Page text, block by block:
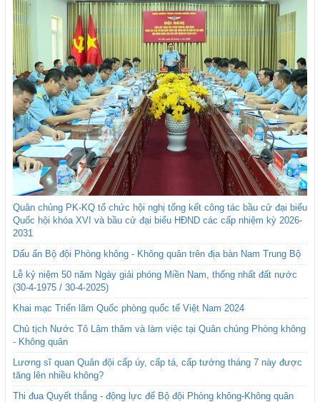
Quân chủng PK-KQ tổ chức hội nghị tổng kết công tác bầu cử đại biểu
Quốc hội khóa XVI và bầu cử đại biểu HĐND các cấp nhiệm kỳ 2026-
2031
Dấu ấn Bộ đội Phòng không - Không quân trên địa bàn Nam Trung Bộ
Lễ kỷ niệm 50 năm Ngày giải phóng Miền Nam, thống nhất đất nước
(30-4-1975 / 30-4-2025)
Khai mạc Triển lãm Quốc phòng quốc tế Việt Nam 2024
Chủ tịch Nước Tô Lâm thăm và làm việc tại Quân chủng Phòng không
- Không quân
Lương sĩ quan Quân đội cấp úy, cấp tá, cấp tướng tháng 7 này được
tăng lên nhiều không?
Thi đua Quyết thắng - động lực để Bộ đội Phòng không-Không quân